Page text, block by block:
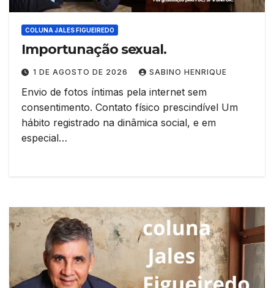
COLUNA JALES FIGUEIREDO
Importunação sexual.
1 DE AGOSTO DE 2026 SABINO HENRIQUE
Envio de fotos íntimas pela internet sem
consentimento. Contato físico prescindível Um
hábito registrado na dinâmica social, e em
especial…